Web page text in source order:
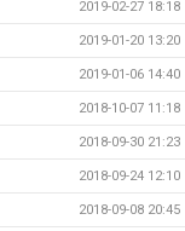
2019-02-27 18:18
2019-01-20 13:20
2019-01-06 14:40
2018-10-07 11:18
2018-09-30 21:23
2018-09-24 12:10
2018-09-08 20:45